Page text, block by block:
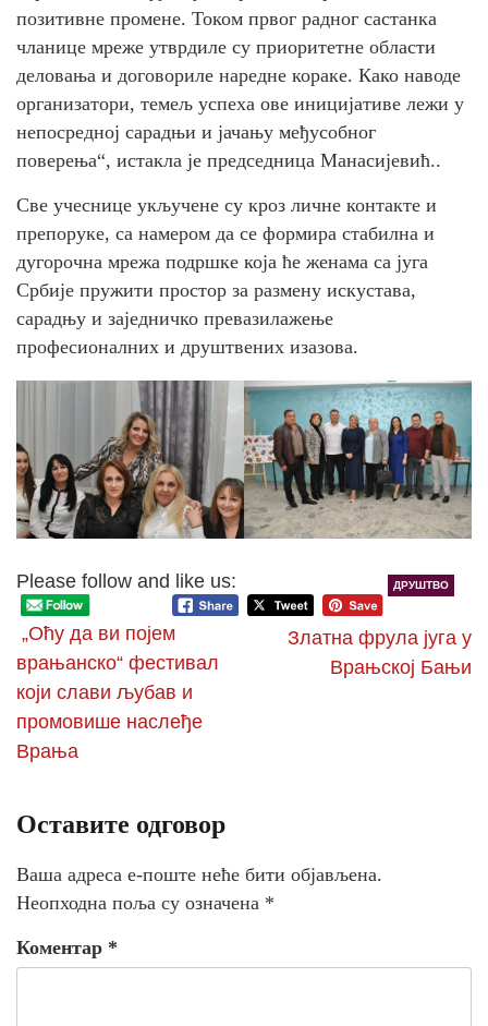
позитивне промене. Током првог радног састанка
чланице мреже утврдиле су приоритетне области
деловања и договориле наредне кораке. Како наводе
организатори, темељ успеха ове иницијативе лежи у
непосредној сарадњи и јачању међусобног
поверења“, истакла је председница Манасијевић..
Све учеснице укључене су кроз личне контакте и
препоруке, са намером да се формира стабилна и
дугорочна мрежа подршке која ће женама са југа
Србије пружити простор за размену искустава,
сарадњу и заједничко превазилажење
професионалних и друштвених изазова.
Please follow and like us: ДРУШТВО
„Оћу да ви појем
врањанско“ фестивал
који слави љубав и
промовише наслеђе
Врања
Златна фрула југа у
Врањској Бањи
Оставите одговор
Ваша адреса е-поште неће бити објављена.
Неопходна поља су означена *
Коментар *